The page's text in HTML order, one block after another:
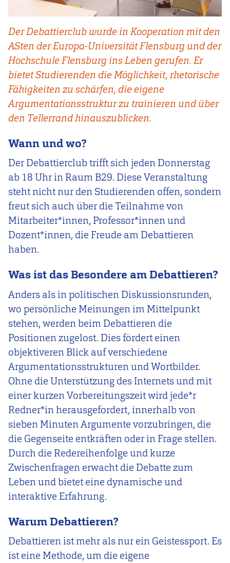
Der Debattierclub wurde in Kooperation mit den
ASten der Europa-Universität Flensburg und der
Hochschule Flensburg ins Leben gerufen. Er
bietet Studierenden die Möglichkeit, rhetorische
Fähigkeiten zu schärfen, die eigene
Argumentationsstruktur zu trainieren und über
den Tellerrand hinauszublicken.
Wann und wo?
Der Debattierclub trifft sich jeden Donnerstag
ab 18 Uhr in Raum B29. Diese Veranstaltung
steht nicht nur den Studierenden offen, sondern
freut sich auch über die Teilnahme von
Mitarbeiter*innen, Professor*innen und
Dozent*innen, die Freude am Debattieren
haben.
Was ist das Besondere am Debattieren?
Anders als in politischen Diskussionsrunden,
wo persönliche Meinungen im Mittelpunkt
stehen, werden beim Debattieren die
Positionen zugelost. Dies fördert einen
objektiveren Blick auf verschiedene
Argumentationsstrukturen und Wortbilder.
Ohne die Unterstützung des Internets und mit
einer kurzen Vorbereitungszeit wird jede*r
Redner*in herausgefordert, innerhalb von
sieben Minuten Argumente vorzubringen, die
die Gegenseite entkräften oder in Frage stellen.
Durch die Redereihenfolge und kurze
Zwischenfragen erwacht die Debatte zum
Leben und bietet eine dynamische und
interaktive Erfahrung.
Warum Debattieren?
Debattieren ist mehr als nur ein Geistessport. Es
ist eine Methode, um die eigene